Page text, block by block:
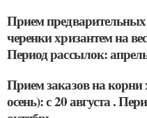
Прием
черенки хризантем на
Период рассылок:
Прием заказов на корни
осень): с 20 августа .